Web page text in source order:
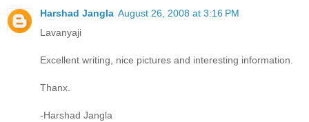
Harshad Jangla August 26, 2008 at 3:16 PM
Lavanyaji
Excellent writing, nice pictures and interesting information.
Thanx.
-Harshad Jangla